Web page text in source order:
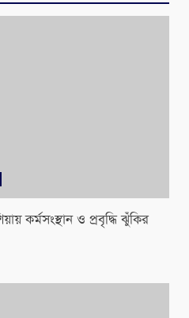
কর্মসংস্থান ও প্রবৃদ্ধি ঝুঁকির